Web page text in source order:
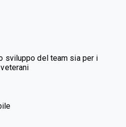
sviluppo del team sia per i